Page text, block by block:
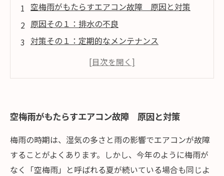
空梅雨がもたらすエアコン故障 原因と対策
原因その１：排水の不良
対策その１：定期的なメンテナンス
原因その２：異物混入
空梅雨がもたらすエアコン故障 原因と対策
梅雨の時期は、湿気の多さと雨の影響でエアコンが故障
することがよくあります。しかし、今年のように梅雨が
なく「空梅雨」と呼ばれる夏が続いている場合も同じよ